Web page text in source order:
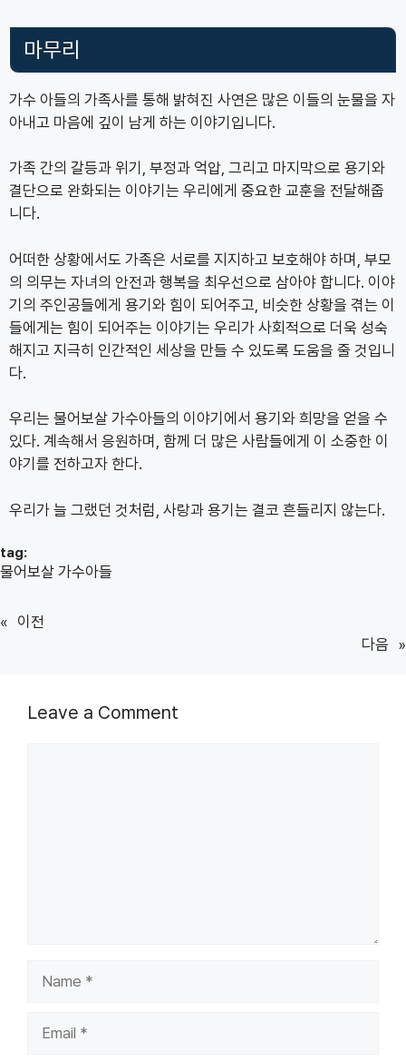
마무리
가수 아들의 가족사를 통해 밝혀진 사연은 많은 이들의 눈물을 자
아내고 마음에 깊이 남게 하는 이야기입니다.
가족 간의 갈등과 위기, 부정과 억압, 그리고 마지막으로 용기와
결단으로 완화되는 이야기는 우리에게 중요한 교훈을 전달해줍
니다.
어떠한 상황에서도 가족은 서로를 지지하고 보호해야 하며, 부모
의 의무는 자녀의 안전과 행복을 최우선으로 삼아야 합니다. 이야
기의 주인공들에게 용기와 힘이 되어주고, 비슷한 상황을 겪는 이
들에게는 힘이 되어주는 이야기는 우리가 사회적으로 더욱 성숙
해지고 지극히 인간적인 세상을 만들 수 있도록 도움을 줄 것입니
다.
우리는 물어보살 가수아들의 이야기에서 용기와 희망을 얻을 수
있다. 계속해서 응원하며, 함께 더 많은 사람들에게 이 소중한 이
야기를 전하고자 한다.
우리가 늘 그랬던 것처럼, 사랑과 용기는 결코 흔들리지 않는다.
tag:
물어보살 가수아들
« 이전
다음 »
Leave a Comment